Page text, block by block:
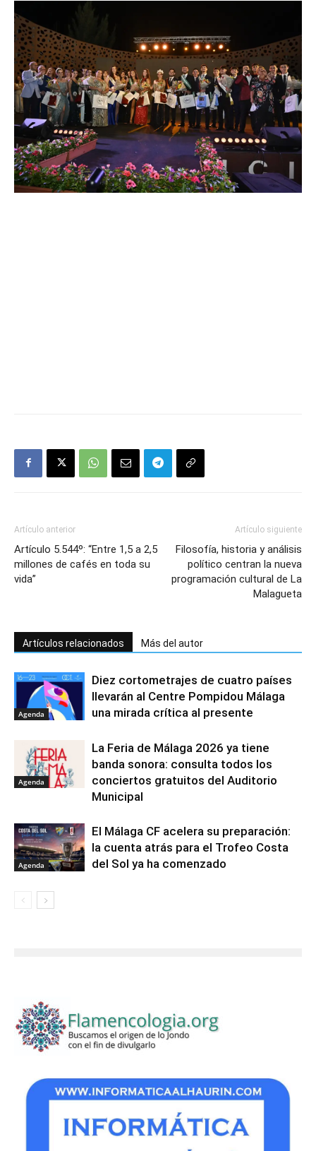
Artículo anterior
Artículo 5.544º: “Entre 1,5 a 2,5
millones de cafés en toda su
vida”
Artículo siguiente
Filosofía, historia y análisis
político centran la nueva
programación cultural de La
Malagueta
Artículos relacionados Más del autor
Agenda
Diez cortometrajes de cuatro países
llevarán al Centre Pompidou Málaga
una mirada crítica al presente
Agenda
La Feria de Málaga 2026 ya tiene
banda sonora: consulta todos los
conciertos gratuitos del Auditorio
Municipal
Agenda
El Málaga CF acelera su preparación:
la cuenta atrás para el Trofeo Costa
del Sol ya ha comenzado